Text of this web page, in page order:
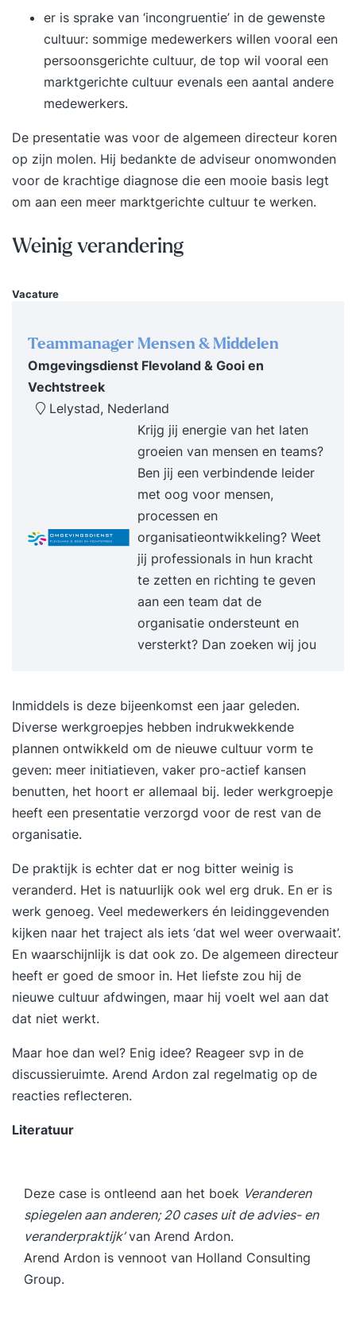
andere technologische ontwikkelingen inzet op
een manier die bij je team past, - Een
werkomgeving creëert waarin medewerkers
wíllen blijven en excelleren, - De basis legt voor
een veerkrachtige en innovatieve (team-)cultuur,
klantgerichtheid, presteren, diversiteit,
duurzaamheid en veerkracht. Met interactieve
werkvormen, praktijkcases, en een eigen aanpak
ontwikkel je zowel je persoonlijke als
opleiding: - Kun je cultuurverandering koppelen
ontwikkelingen zoals AI, - Heb je grip op de
actief kunt sturen, - Merk je dat weerstand tegen
verandering afneemt en betrokkenheid toeneemt,
- Sta je sterker als leider in een veranderende
omgeving, - Maak je direct impact met een
bewezen aanpak waarmee je blijvend het verschil
maakt Doelgroep: Ervaren leidinggevenden en
senior professionals (5 tot 7 jaar), in het
bijzonder degenen met teams die hard geraakt
worden door AI of moeite hebben met het boeien
en binden van talent HR professionals,
changemanagers, teammanagers
(middelmanagement), senior leiders in
commerciële en (semi-) publieke organisaties,
staf die teams begeleid, veranderkundigen/ZZP-
ers. Deze opleiding sluit aan bij jou als je: - Een
op dit gebied (+5 jaar), - Sturing en leiding wilt
geven aan cultuurontwikkeling & change
er is sprake van ‘incongruentie’ in de gewenste
cultuur: sommige medewerkers willen vooral een
persoonsgerichte cultuur, de top wil vooral een
marktgerichte cultuur evenals een aantal andere
medewerkers.
De presentatie was voor de algemeen directeur koren
op zijn molen. Hij bedankte de adviseur onomwonden
voor de krachtige diagnose die een mooie basis legt
om aan een meer marktgerichte cultuur te werken.
Weinig verandering
Vacature
Teammanager Mensen & Middelen
Omgevingsdienst Flevoland & Gooi en
Vechtstreek
Lelystad, Nederland
Krijg jij energie van het laten
groeien van mensen en teams?
Ben jij een verbindende leider
met oog voor mensen,
processen en
organisatieontwikkeling? Weet
jij professionals in hun kracht
te zetten en richting te geven
aan een team dat de
organisatie ondersteunt en
versterkt? Dan zoeken wij jou
Inmiddels is deze bijeenkomst een jaar geleden.
Diverse werkgroepjes hebben indrukwekkende
plannen ontwikkeld om de nieuwe cultuur vorm te
geven: meer initiatieven, vaker pro-actief kansen
benutten, het hoort er allemaal bij. Ieder werkgroepje
heeft een presentatie verzorgd voor de rest van de
organisatie.
De praktijk is echter dat er nog bitter weinig is
veranderd. Het is natuurlijk ook wel erg druk. En er is
werk genoeg. Veel medewerkers én leidinggevenden
kijken naar het traject als iets ‘dat wel weer overwaait’.
En waarschijnlijk is dat ook zo. De algemeen directeur
heeft er goed de smoor in. Het liefste zou hij de
nieuwe cultuur afdwingen, maar hij voelt wel aan dat
dat niet werkt.
Maar hoe dan wel? Enig idee? Reageer svp in de
discussieruimte. Arend Ardon zal regelmatig op de
reacties reflecteren.
Literatuur
Deze case is ontleend aan het boek Veranderen
spiegelen aan anderen; 20 cases uit de advies- en
veranderpraktijk’van Arend Ardon.
Arend Ardon is vennoot van Holland Consulting
Group.